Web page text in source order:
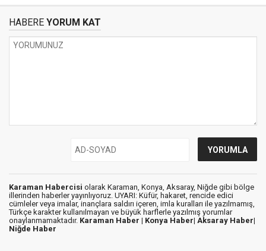
HABERE YORUM KAT
Karaman Habercisi olarak Karaman, Konya, Aksaray, Niğde gibi bölge
illerinden haberler yayınlıyoruz. UYARI: Küfür, hakaret, rencide edici
cümleler veya imalar, inançlara saldırı içeren, imla kuralları ile yazılmamış,
Türkçe karakter kullanılmayan ve büyük harflerle yazılmış yorumlar
onaylanmamaktadır. Karaman Haber | Konya Haber| Aksaray Haber|
Niğde Haber